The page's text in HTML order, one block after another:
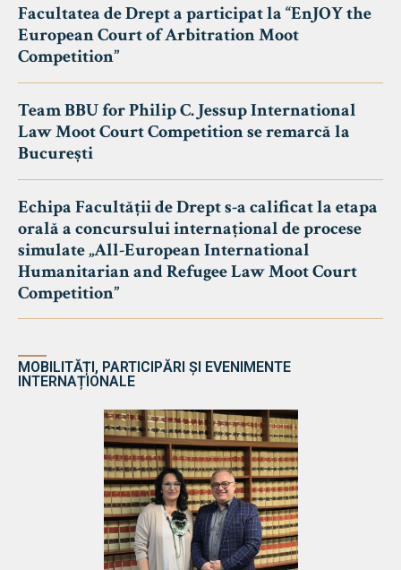
Facultatea de Drept a participat la “EnJOY the
European Court of Arbitration Moot
Competition”
Team BBU for Philip C. Jessup International
Law Moot Court Competition se remarcă la
București
Echipa Facultății de Drept s-a calificat la etapa
orală a concursului internațional de procese
simulate „All-European International
Humanitarian and Refugee Law Moot Court
Competition”
MOBILITĂȚI, PARTICIPĂRI ȘI EVENIMENTE
INTERNAȚIONALE